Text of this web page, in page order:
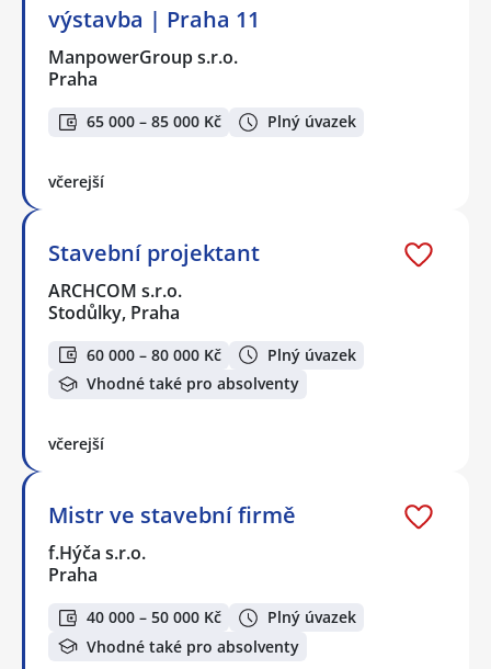
výstavba | Praha 11
ManpowerGroup s.r.o.
Praha
65 000 – 85 000 Kč Plný úvazek
včerejší
Stavební projektant
ARCHCOM s.r.o.
Stodůlky, Praha
60 000 – 80 000 Kč
Plný úvazek
Vhodné také pro absolventy
včerejší
Mistr ve stavební firmě
f.Hýča s.r.o.
Praha
40 000 – 50 000 Kč
Plný úvazek
Vhodné také pro absolventy